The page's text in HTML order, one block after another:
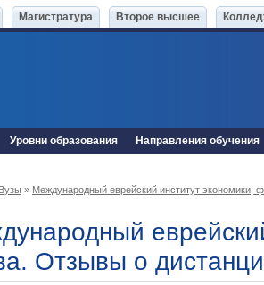
Магистратура Второе высшее
Уровни образования Направления обучения
Вузы » Международный еврейский институт экономики,
Отзывы о